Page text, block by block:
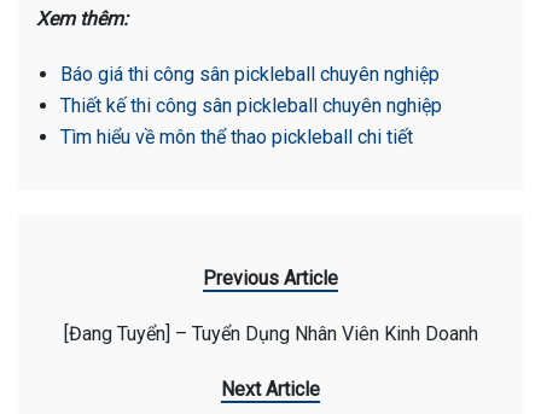
Xem thêm:
Báo giá thi công sân pickleball chuyên nghiệp
Thiết kế thi công sân pickleball chuyên nghiệp
Tìm hiểu về môn thể thao pickleball chi tiết
Previous Article
[Đang Tuyển] – Tuyển Dụng Nhân Viên Kinh Doanh
Next Article